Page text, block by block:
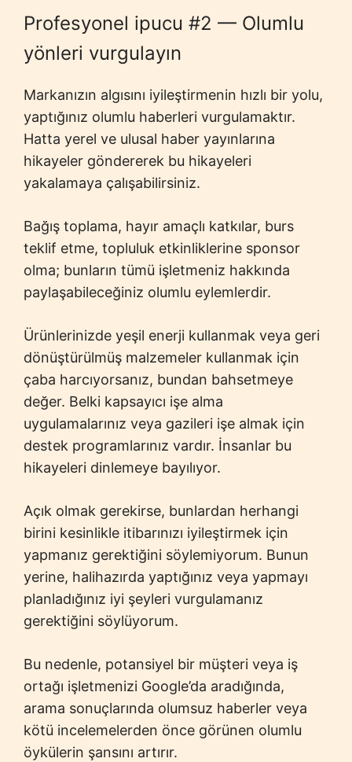
Profesyonel ipucu #2 — Olumlu
yönleri vurgulayın
Markanızın algısını iyileştirmenin hızlı bir yolu,
yaptığınız olumlu haberleri vurgulamaktır.
Hatta yerel ve ulusal haber yayınlarına
hikayeler göndererek bu hikayeleri
yakalamaya çalışabilirsiniz.
Bağış toplama, hayır amaçlı katkılar, burs
teklif etme, topluluk etkinliklerine sponsor
olma; bunların tümü işletmeniz hakkında
paylaşabileceğiniz olumlu eylemlerdir.
Ürünlerinizde yeşil enerji kullanmak veya geri
dönüştürülmüş malzemeler kullanmak için
çaba harcıyorsanız, bundan bahsetmeye
değer. Belki kapsayıcı işe alma
uygulamalarınız veya gazileri işe almak için
destek programlarınız vardır. İnsanlar bu
hikayeleri dinlemeye bayılıyor.
Açık olmak gerekirse, bunlardan herhangi
birini kesinlikle itibarınızı iyileştirmek için
yapmanız gerektiğini söylemiyorum. Bunun
yerine, halihazırda yaptığınız veya yapmayı
planladığınız iyi şeyleri vurgulamanız
gerektiğini söylüyorum.
Bu nedenle, potansiyel bir müşteri veya iş
ortağı işletmenizi Google’da aradığında,
arama sonuçlarında olumsuz haberler veya
kötü incelemelerden önce görünen olumlu
öykülerin şansını artırır.